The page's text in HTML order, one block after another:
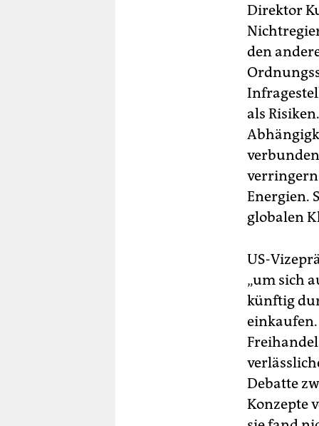
Direktor
den
als
Energien.
globalen
US-
„um sich
künftig
einkaufen.
Debatte
Konzepte